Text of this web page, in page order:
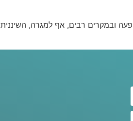
ובמקרים רבים, אף למגרה,